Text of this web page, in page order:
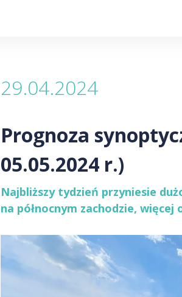
29.04.2024
Prognoza
05.05.2024 r.)
Najbliższy tydzień przyniesie
na północnym zachodzie,